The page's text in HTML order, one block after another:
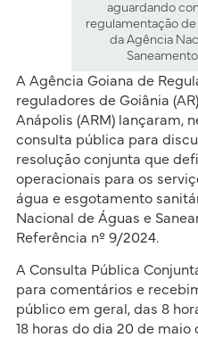
aguardando
regulamentação
da Agência
A Agência Goiana de
reguladores de Goiânia
Anápolis (ARM) lançaram,
consulta pública para
resolução conjunta que
operacionais para os
água e esgotamento
Nacional de Águas e
Referência nº 9/2024.
A Consulta Pública
para comentários e
público em geral, das 8
18 horas do dia 20 de maio